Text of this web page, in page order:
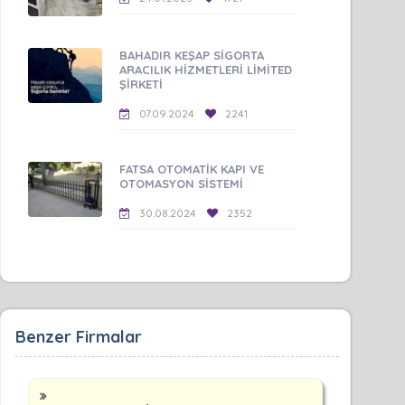
BAHADIR KEŞAP SİGORTA
ARACILIK HİZMETLERİ LİMİTED
ŞİRKETİ
07.09.2024 2241
FATSA OTOMATİK KAPI VE
OTOMASYON SİSTEMİ
30.08.2024 2352
Benzer Firmalar